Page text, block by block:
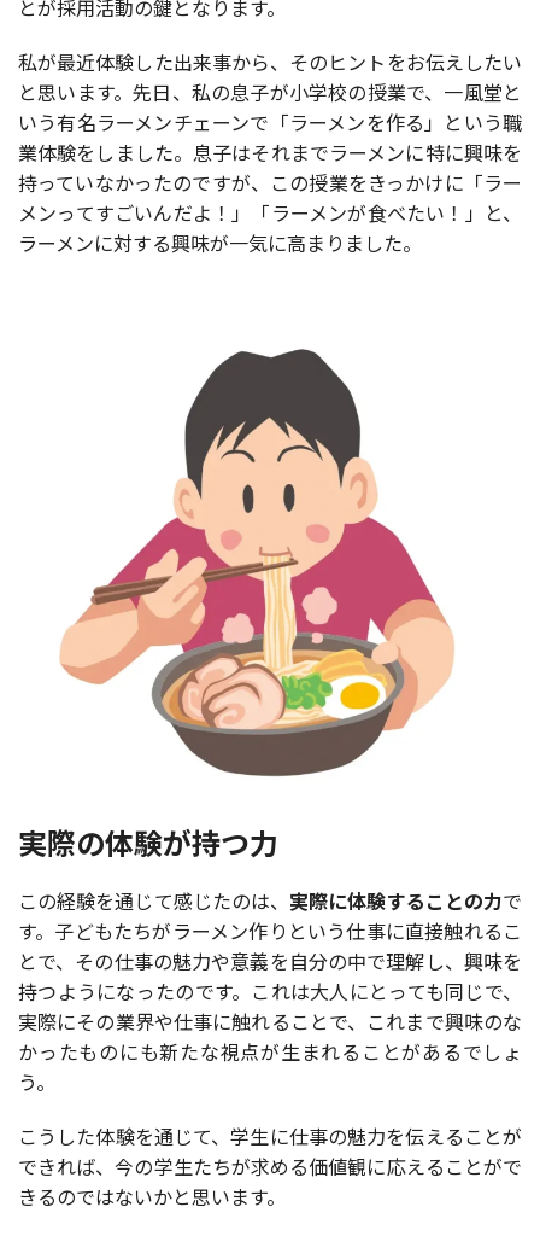
とが採用活動の鍵となります。
私が最近体験した出来事から、そのヒントをお伝えしたい
と思います。先日、私の息子が小学校の授業で、一風堂と
いう有名ラーメンチェーンで「ラーメンを作る」という職
業体験をしました。息子はそれまでラーメンに特に興味を
持っていなかったのですが、この授業をきっかけに「ラー
メンってすごいんだよ！」「ラーメンが食べたい！」と、
ラーメンに対する興味が一気に高まりました。
実際の体験が持つ力
この経験を通じて感じたのは、 実際に体験することの力で
す。子どもたちがラーメン作りという仕事に直接触れるこ
とで、その仕事の魅力や意義を自分の中で理解し、興味を
持つようになったのです。これは大人にとっても同じで、
実際にその業界や仕事に触れることで、これまで興味のな
かったものにも新たな視点が生まれることがあるでしょ
う。
こうした体験を通じて、学生に仕事の魅力を伝えることが
できれば、今の学生たちが求める価値観に応えることがで
きるのではないかと思います。